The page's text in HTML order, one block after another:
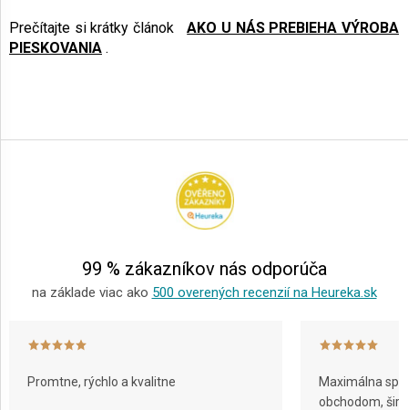
Prečítajte si krátky článok
AKO U NÁS PREBIEHA VÝROBA
PIESKOVANIA .
á
99 % zákazníkov nás odporúča
na základe viac ako 500 overených recenzií na Heureka.sk
Promtne, rýchlo a kvalitne
Maximálna
obchodom,